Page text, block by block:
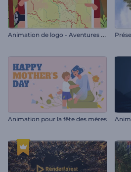
A
nimation de logo - Aventures du randonneur
Animation pour la fête des mères